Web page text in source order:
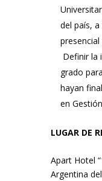
del país,
presencial
Definir la
grado
hayan
en
LUGAR DE
Apart Hotel
Argentina